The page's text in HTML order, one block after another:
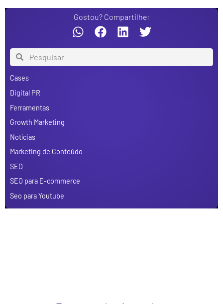
Gostou? Compartilhe:
Cases
Digital PR
Ferramentas
Growth Marketing
Notícias
Marketing de Conteúdo
SEO
SEO para E-commerce
Seo para Youtube